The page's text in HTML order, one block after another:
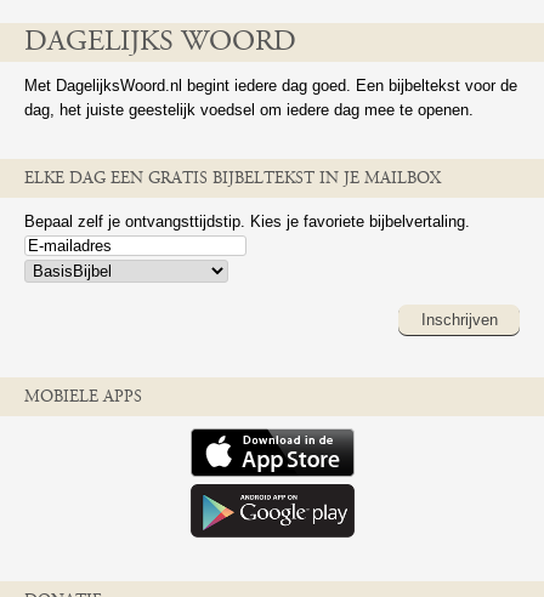
DAGELIJKS WOORD
Met DagelijksWoord.nl begint iedere dag goed. Een bijbeltekst voor de
dag, het juiste geestelijk voedsel om iedere dag mee te openen.
ELKE DAG EEN GRATIS BIJBELTEKST IN JE MAILBOX
Bepaal zelf je ontvangsttijdstip. Kies je favoriete bijbelvertaling.
Inschrijven
MOBIELE APPS